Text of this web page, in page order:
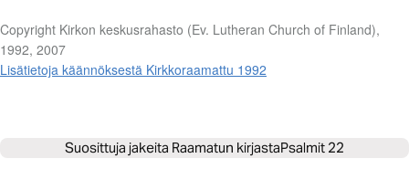
Copyright Kirkon keskusrahasto (Ev. Lutheran Church of Finland),
1992, 2007
Lisätietoja käännöksestä Kirkkoraamattu 1992
Suosittuja jakeita Raamatun kirjastaPsalmit 22